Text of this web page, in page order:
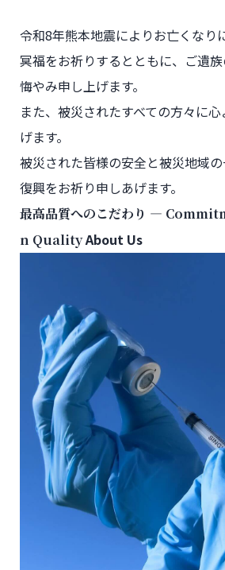
令和8年熊本地震によりお亡くなり
冥福をお祈りするとともに、 ご遺
悔やみ申し上げます。
また、被災されたすべての方々に
げます。
被災された皆様の安全と被災地域の
復興をお祈り申しあげます。
最高品質へのこだわり ―
n QualityAbout Us